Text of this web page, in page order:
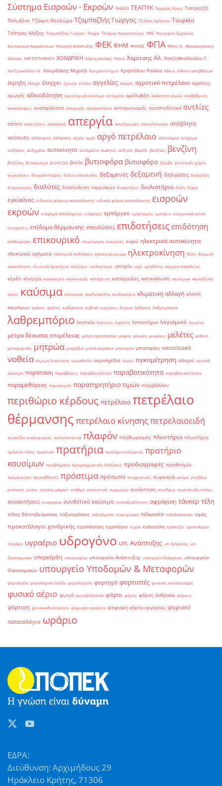
Σύστημα Εισροών - Εκροών ΤΑΜΕΙΟ ΤΕΑΠΥΚ Ταγαράς Νίκος Ταπρατζή
Πολυξένη Τζάκρη Θεοδώρα Τζαμπαζλής Γιώργος Τζιόλας Χρήστος Τουρκία
Τσίπρας Αλέξης Τσαμπαζλής Γιώργος Τσεχία Τσιάρας Κωνσταντίνος ΥΜΕ Υπουργείο Εργασίας
Κοινωνικών Ασφαλίσεων Υπουργό Ανάπτυξης ΦΕΚ ΦΗΜ ΦΗΜΑΣ ΦΠΑ Φίλης Ν. Φραγκογιάννης
Κώστας ΧΑΡΤΟΓΡΑΦΗΣΗ ΧΟΝΔΡΙΚΗ Χάρης Δούκας Χανιά Χαρίτσης Αλ. Χατζηθεοδοσίου Γ.
Χατζηνικολάου Ν. Χουρδάκης Μιχαήλ Χρηματιστήριο Χρηστίδου Ραλλία άδεια έκθεση αποβλήτων
έκρηξη έλεγχο έλεγχοι έρευνα έσοδα αγγελίες αγορές αγροτικό πετρέλαιο αγρότες
αγωγός αδειοδότηση αεροπορικά καύσιμα αιτήματα αμόλυβδη ανάκτηση ατμών αναβάθμιση
ανακαλύψεις ανασφάλιστα αναφορές αναψυκτήρια ανταγωνισμός ανταποδοτικά αντλίες
απάτη απαιτήσεις απαλλαγή απεργία αποζημίωση αποτελέσματα απόβλητα
απόδειξη απόσυρση απόφαση αργία αργό αργό πετρέλαιο αστυνομία ατύχημα
αυξήσεις αυξημένα αυτοκίνητα αυτόματοι πωλητές αύξηση βαρέλι βενζίνες βενζίνη
βενζίνης βιοκαύσιμα βιοντίζελ βυτίο βυτιοφόρα βυτιοφόρο βόμβα γειτονικές χώρες
γεωτρήσεις δειγματοληψίες δελτίο αποστολής δεξαμενές δεξαμενή δηλώσεις διάρρηξη
διαγωνισμός διαλύτες διασύνδεση ταμειακών δικαστήριο διυλιστήρια δόση δώρα
εγκύκλιος ειδικούς φόρους κατανάλωσης ειδικός φόρος κατανάλωσης εισροών
εκροών εισφορά αλληλεγγύης εισφορές εμπάργκο εμπρησμός εμπόριο ενεργειακή κρίση
ενισχύσεις επίδομα θέρμανσης επενδύσεις επιδοτήσεις επιδότηση
επιθεώρηση επικουρικό επιμέτρηση εταιρείες ευρώ ηλεκτρικά αυτοκίνητα
ηλεκτρικά οχήματα ηλεκτρικά ποδήλατα ηλεκτρικό ρεύμα ηλεκτροκίνηση θέση θερμική
καταπόνηση ιδιωτικά πρατήρια ισοζύγιο ισολογισμοί ιστορία ισχύ ιχνηθέτης κάμερα ασφαλείας
κέρδη κίνητρα κακοκαιρία κανονισμός κατάρτιση καταγγελίες κατανάλωση καυσίμων καυσόξυλα
καύσι καύσιμα καύσωνας κερδοσκοπία κερδοφορία κλιματική αλλαγή κλοπή
καυσίμων κράνος κράτος κυβέρνηση κυβικά κυρώσεις λίτρων λαθραία λαθρεμπορία
λαθρεμπόριο ληστεία ληστείες λιγνίτης λιπαντήρια λογισμικό λουκέτο
μέτρα δέουσας επιμέλειας μέτρα προστασίας μαφία μείωση μειώσεις μελέτες μελέτη
μεταφορικές μητρώα μικρόβια μικτά κλιμάκια μπαταρία μπαταρίες ναυτιλιακό
νοθεία νομιμη διακίνηση νομοθεσία νομοσχέδιο νόμος ογκομέτρηση οδηγοί ορυκτά
καύσιμα παράταση παραβάσεις παραβάτικότητα παραβατικότητα παραβατικότητατα
παραμεθόριος παραπομπή παρατηρητήριο τιμών περιβάλλον
περιθώριο κέρδους πετρέλαιο πετρέλαιο
θέρμανσης πετρέλαιο κίνησηςπετρελαιοειδή
πινακίδες κυκλοφορίας πιστοποιητικά πλαφόν πληθωρισμός πλυντήρια πλυντήριο
πράσινο τέλος πρακτικό πρατήρια πρατήριο ενέργειας πρατήριο
καυσίμων προβλήματα προγραμματικές δηλώσεις προδιαγραφές προθεσμία
προμέτρηση πρωταθλητές πρόστιμα πρόσωπα πτωχευτικός πυρκαγιά ρεύμα ρούβλια
ρύπανση ρύποι σούπερ μάρκετ στάθμη στατιστικά συμμορία συνάντηση συνέδριο συνέντευξη τύπου
συναντήσεις συνεργεία συνθετικά καύσιμα συνταξιοδότηση σφράγιση τάνκερ τέλη
τέλος Επιτηδεύματος ταξινομήσεις ταξινόμηση τεκμηρίωση τελωνείο τηλεδιάσκεψη τιμές
τιμοκατάλογοι χονδρικής τιμολόγηση τιμολόγιο τιμών τολουόλη τράπεζες τροπολογία
τσιγάρο υγραέριο υδρογόνο υπ. Ανάπτυξης υπ. Εργασίας υπ.
Οικονομικών υπερκέρδη υποτροφίες υπουργείο Ανάπτυξης υπουργείο Ενέργειας υπουργείο
Οικονομικών υπουργείο Υποδομών & Μεταφορών
φορολογία φορολογικά έσοδα φορολόγηση φορτηγά φορτιστές φυσικές καταστροφές
φυσικό αέριο φωτιά φωτοβολταϊκά φόροι φόρος φόρος άνθρακα φόρους
φόρτιση χρονοκαθυστέρηση ψηφιακά εργαλεία ψηφιακή κάρτα εργασίας ψηφιακό
πελατολόγιο ωράριο
ΕΔΡΑ:
Διεύθυνση: Αρχιμήδους 29
Ηράκλειο Κρήτης, 71306